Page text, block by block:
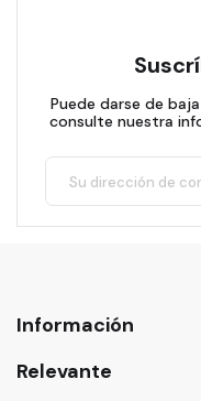
Puede darse de
consulte nuestra
Información
Relevante